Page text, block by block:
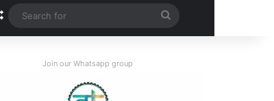
Random Article
for
Join our Whatsapp group